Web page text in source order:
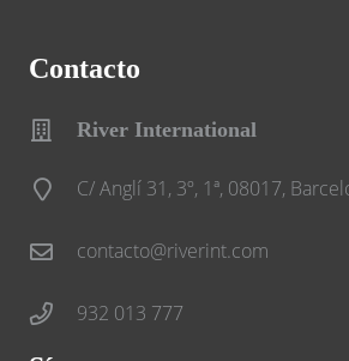
Contacto
River International
C/ Anglí 31, 3º, 1ª, 08017,
contacto@riverint.com
932 013 777